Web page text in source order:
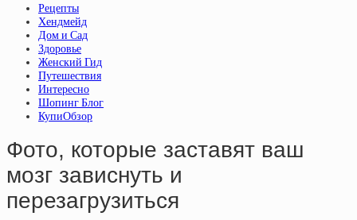
Рецепты
Хендмейд
Дом и Сад
Здоровье
Женский Гид
Путешествия
Интересно
Шопинг Блог
КупиОбзор
Фото, которые заставят ваш
мозг зависнуть и
перезагрузиться